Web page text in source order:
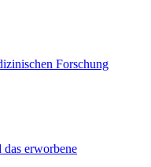
Forschung
das erworbene